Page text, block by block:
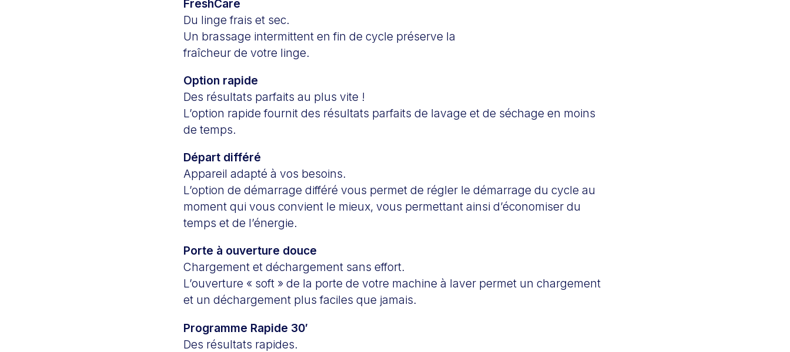
FreshCare
Du linge frais et sec.
Un brassage intermittent en fin de cycle préserve la
fraîcheur de votre linge.
Option rapide
Des résultats parfaits au plus vite !
L’option rapide fournit des résultats parfaits de lavage et de séchage en moins
de temps.
Départ différé
Appareil adapté à vos besoins.
L’option de démarrage différé vous permet de régler le démarrage du cycle au
moment qui vous convient le mieux, vous permettant ainsi d’économiser du
temps et de l’énergie.
Porte à ouverture douce
Chargement et déchargement sans effort.
L’ouverture « soft » de la porte de votre machine à laver permet un chargement
et un déchargement plus faciles que jamais.
Programme Rapide 30′
Des résultats rapides.